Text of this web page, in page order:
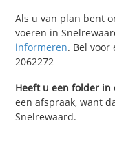
Als u van plan bent
voeren in
informeren. Bel voor
2062272
Heeft u een folder in
een afspraak, want
Snelrewaard.